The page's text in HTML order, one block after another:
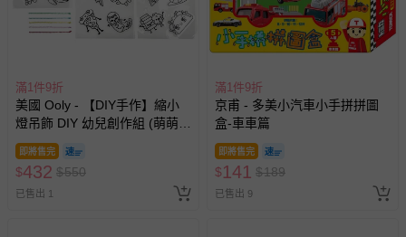
滿1件9折
美國 Ooly - 【DIY手作】縮小
燈吊飾 DIY 幼兒創作組 (萌萌好
朋友)
即將售完
$432 $550
已售出 1
滿1件9折
京甫 - 多美小汽車小手拼拼圖
盒-車車篇
即將售完
$141 $189
已售出 9